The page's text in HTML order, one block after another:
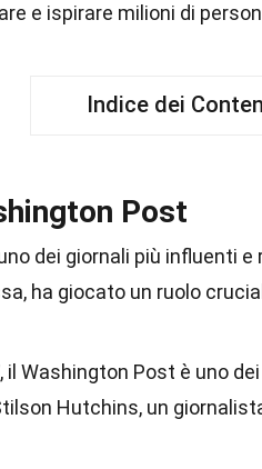
e ispirare milioni di
Indice dei
Post
dei giornali più influenti
ha giocato un ruolo
il Washington Post è uno
Hutchins, un